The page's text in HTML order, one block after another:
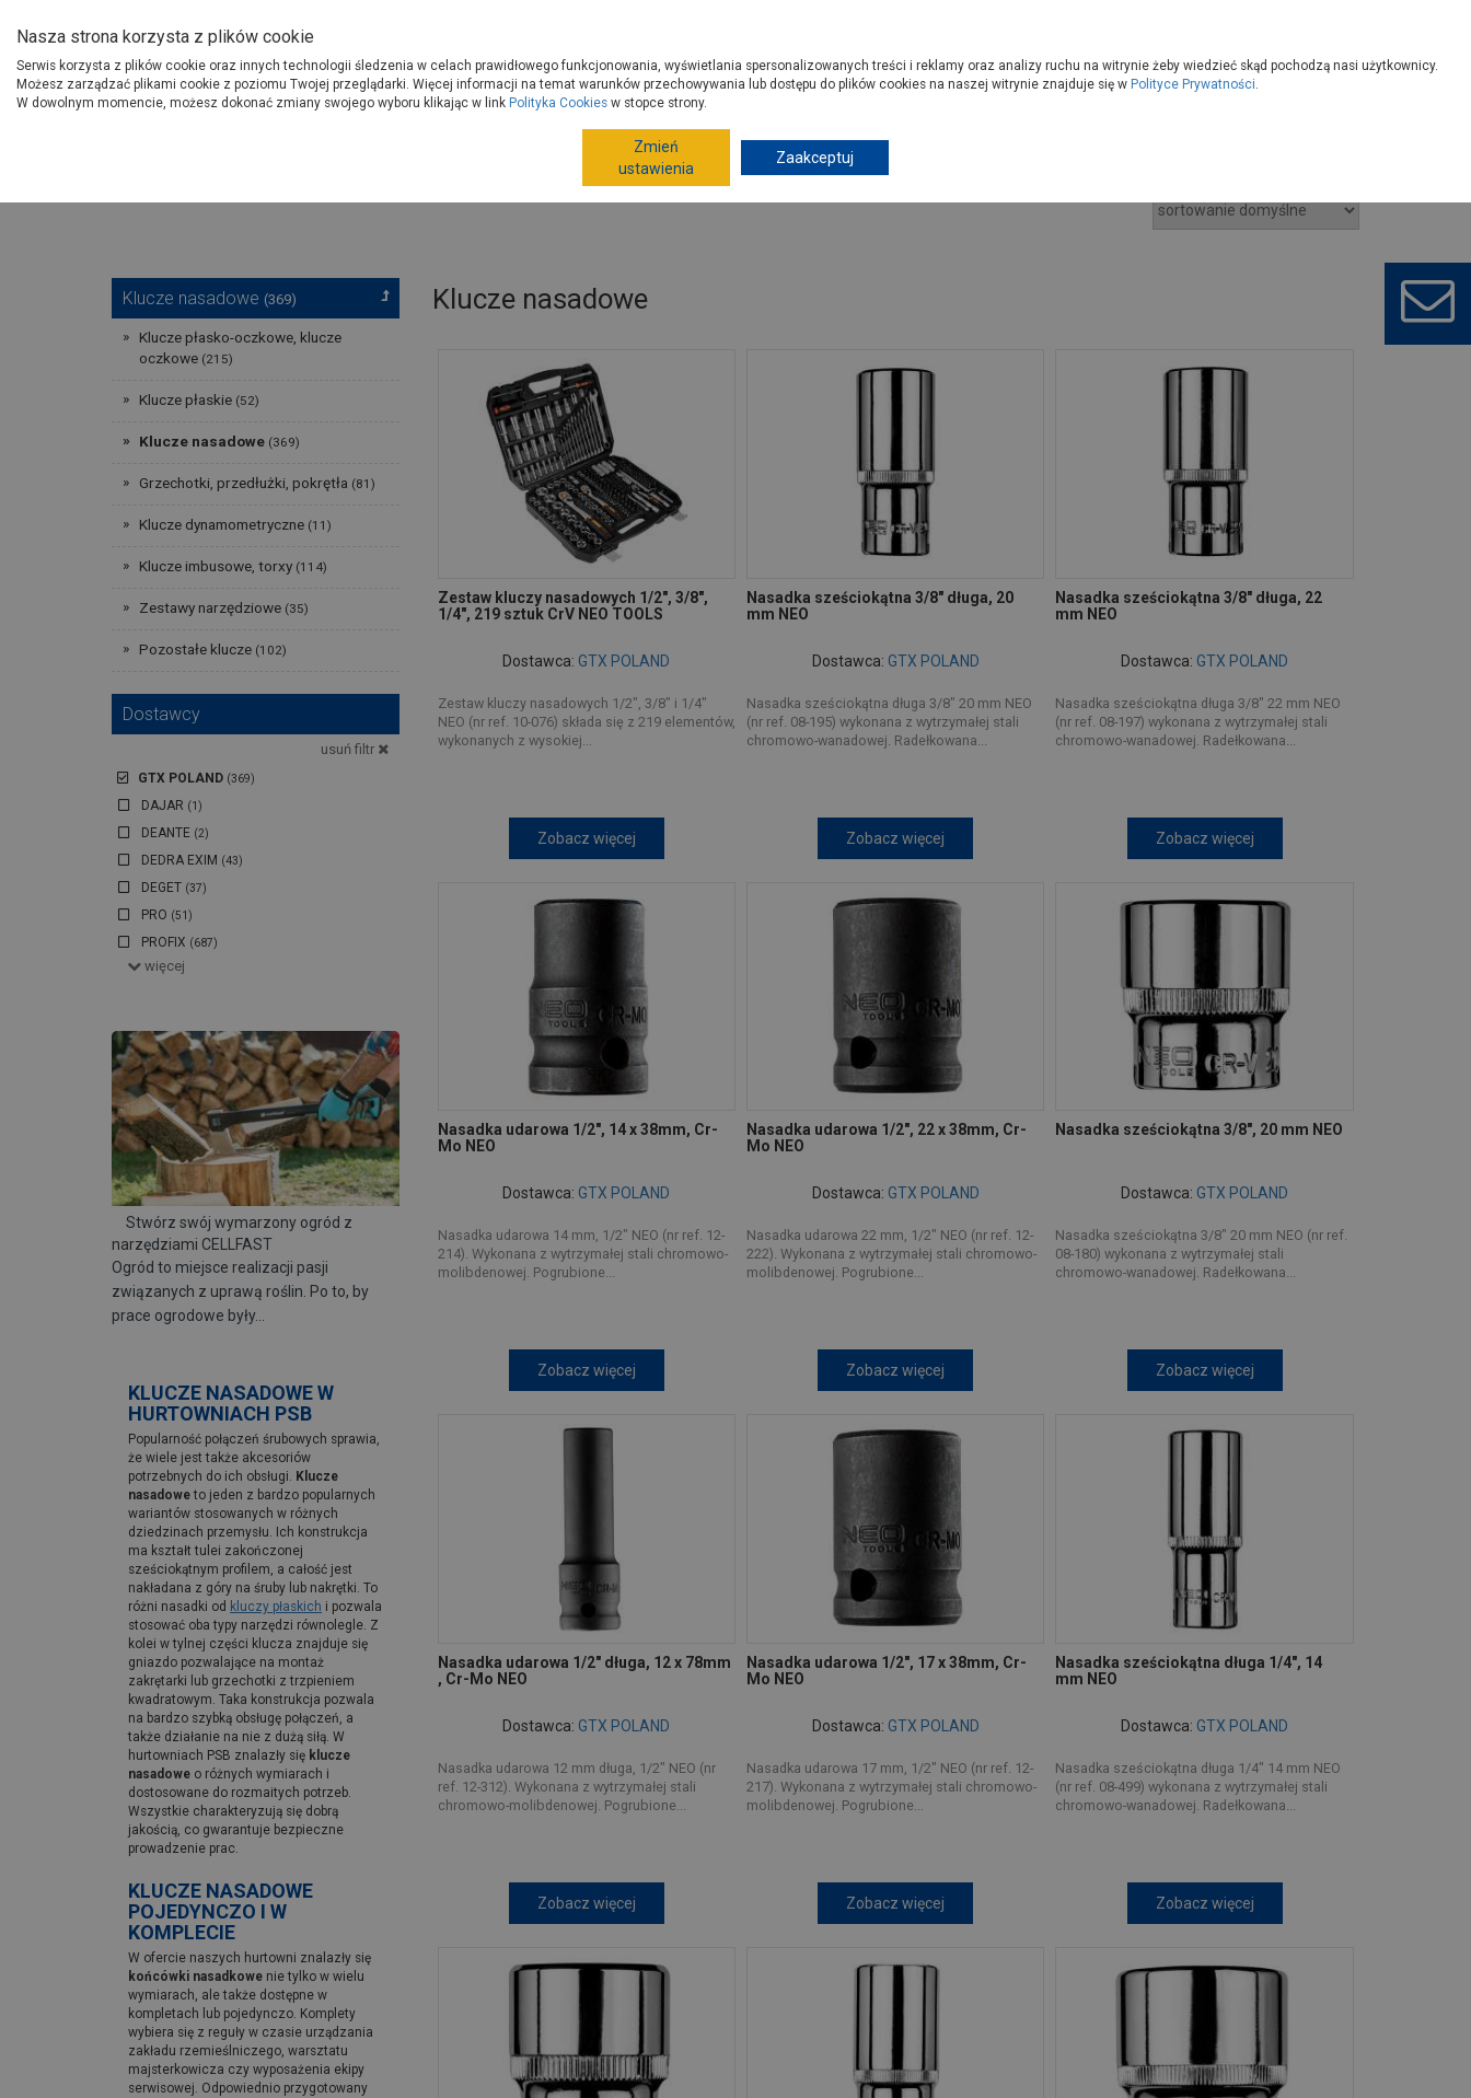
Produkty
O Grupie PSB
Gdzie kupisz Porady
Narzędzia ręczne, warsztat Klucze, zestawy narzędziowe
Klucze nasadowe (369)
Klucze płasko-oczkowe, klucze
oczkowe (215)
Klucze płaskie (52)
Klucze nasadowe (369)
Grzechotki, przedłużki, pokrętła (81)
Klucze dynamometryczne (11)
Klucze imbusowe, torxy (114)
Zestawy narzędziowe (35)
Pozostałe klucze (102)
Dostawcy
usuń filtr
GTX POLAND (369)
DAJAR (1)
DEANTE (2)
DEDRA EXIM (43)
DEGET (37)
PRO (51)
PROFIX (687)
RAWLPLUG
STANLEY BLACK & DECKER (46)
więcej
Stwórz swój wymarzony ogród z
narzędziami CELLFAST
Ogród to miejsce realizacji pasji
związanych z uprawą roślin. Po to, by
prace ogrodowe były…
KLUCZE NASADOWE W
HURTOWNIACH PSB
Popularność połączeń śrubowych sprawia,
że wiele jest także akcesoriów
potrzebnych do ich obsługi. Klucze
nasadoweto jeden z bardzo popularnych
wariantów stosowanych w różnych
dziedzinach przemysłu. Ich konstrukcja
ma kształt tulei zakończonej
sześciokątnym profilem, a całość jest
nakładana z góry na śruby lub nakrętki. To
różni nasadki od kluczy płaskich i pozwala
stosować oba typy narzędzi równolegle. Z
kolei w tylnej części klucza znajduje się
gniazdo pozwalające na montaż
zakrętarki lub grzechotki z trzpieniem
kwadratowym. Taka konstrukcja pozwala
na bardzo szybką obsługę połączeń, a
także działanie na nie z dużą siłą. W
hurtowniach PSB znalazły się klucze
nasadowe o różnych wymiarach i
dostosowane do rozmaitych potrzeb.
Wszystkie charakteryzują się dobrą
jakością, co gwarantuje bezpieczne
prowadzenie prac.
KLUCZE NASADOWE
POJEDYNCZO I W
KOMPLECIE
W ofercie naszych hurtowni znalazły się
końcówki nasadkowe nie tylko w wielu
wymiarach, ale także dostępne w
kompletach lub pojedynczo. Komplety
wybiera się z reguły w czasie urządzania
zakładu rzemieślniczego, warsztatu
majsterkowicza czy wyposażenia ekipy
serwisowej. Odpowiednio przygotowany
Klucze nasadowe
Zestaw kluczy nasadowych 1/2", 3/8",
1/4", 219 sztuk CrV NEO TOOLS
Dostawca: GTX POLAND
Zestaw kluczy nasadowych 1/2", 3/8" i 1/4"
NEO (nr ref. 10-076) składa się z 219 elementów,
wykonanych z wysokiej...
Zobacz więcej
Nasadka sześciokątna 3/8" długa, 20
mm NEO
Dostawca: GTX POLAND
Nasadka sześciokątna długa 3/8" 20 mm NEO
(nr ref. 08-195) wykonana z wytrzymałej stali
chromowo-wanadowej. Radełkowana...
Zobacz więcej
Nasadka sześciokątna 3/8" długa, 22
mm NEO
Dostawca: GTX POLAND
Nasadka sześciokątna długa 3/8" 22 mm NEO
(nr ref. 08-197) wykonana z wytrzymałej stali
chromowo-wanadowej. Radełkowana...
Zobacz więcej
Nasadka udarowa 1/2", 14 x 38mm, Cr-
Mo NEO
Dostawca: GTX POLAND
Nasadka udarowa 14 mm, 1/2" NEO (nr ref. 12-
214). Wykonana z wytrzymałej stali chromowo-
molibdenowej. Pogrubione...
Zobacz więcej
Nasadka udarowa 1/2", 22 x 38mm, Cr-
Mo NEO
Dostawca: GTX POLAND
Nasadka udarowa 22 mm, 1/2" NEO (nr ref. 12-
222). Wykonana z wytrzymałej stali chromowo-
molibdenowej. Pogrubione...
Zobacz więcej
Nasadka sześciokątna 3/8", 20 mm NEO
Dostawca: GTX POLAND
Nasadka sześciokątna 3/8" 20 mm NEO (nr ref.
08-180) wykonana z wytrzymałej stali
chromowo-wanadowej. Radełkowana...
Zobacz więcej
Nasadka udarowa 1/2" długa, 12 x 78mm
, Cr-Mo NEO
Dostawca: GTX POLAND
Nasadka udarowa 12 mm długa, 1/2" NEO (nr
ref. 12-312). Wykonana z wytrzymałej stali
chromowo-molibdenowej. Pogrubione...
Zobacz więcej
Nasadka udarowa 1/2", 17 x 38mm, Cr-
Mo NEO
Dostawca: GTX POLAND
Nasadka udarowa 17 mm, 1/2" NEO (nr ref. 12-
217). Wykonana z wytrzymałej stali chromowo-
molibdenowej. Pogrubione...
Zobacz więcej
Nasadka sześciokątna długa 1/4", 14
mm NEO
Dostawca: GTX POLAND
Nasadka sześciokątna długa 1/4" 14 mm NEO
(nr ref. 08-499) wykonana z wytrzymałej stali
chromowo-wanadowej. Radełkowana...
Zobacz więcej
Nasza strona korzysta z plików cookie
Serwis korzysta z plików cookie oraz innych technologii śledzenia w celach prawidłowego funkcjonowania, wyświetlania spersonalizowanych treści i reklamy oraz analizy ruchu na witrynie żeby wiedzieć skąd pochodzą nasi użytkownicy.
Możesz zarządzać plikami cookie z poziomu Twojej przeglądarki. Więcej informacji na temat warunków przechowywania lub dostępu do plików cookies na naszej witrynie znajduje się w Polityce Prywatności.
W dowolnym momencie, możesz dokonać zmiany swojego wyboru klikając w link Polityka Cookies w stopce strony.
Zmień
ustawienia
Zaakceptuj